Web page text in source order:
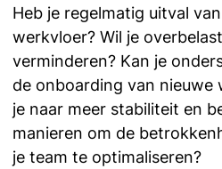
Heb je regelmatig uitval
werkvloer? Wil je
verminderen? Kan je
de onboarding van nieuwe
je naar meer stabiliteit en
manieren om de
je team te optimaliseren?